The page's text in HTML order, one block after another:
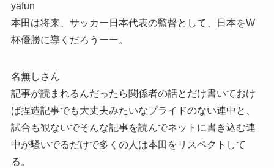
yafun
本田は将来、サッカー日本代表の監督として、日本をW
杯優勝に導くだろうーー。
名無しさん
記事が読まれるんだったら関係者の話とだけ書いておけ
ば捏造記事でも大丈夫みたいなプライドのない連中と、
試合も観ないでそんな記事を読んでネットに書き込む連
中が騒いでるだけで多くの人は本田をリスペクトして
る。